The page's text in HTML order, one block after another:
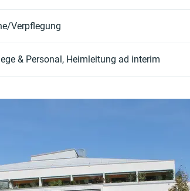
Verpflegung
& Personal, Heimleitung ad interim